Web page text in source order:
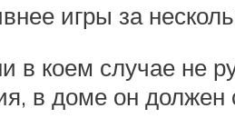
игры за
коем случае не
в доме он